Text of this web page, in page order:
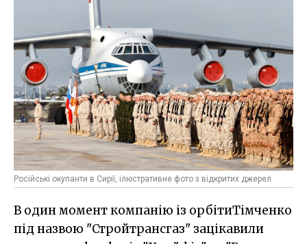
Російські окупанти в Сирії, ілюстративне фото з відкритих джерел
В один момент компанію із орбітиТімченко
під назвою "Стройтрансгаз" зацікавили